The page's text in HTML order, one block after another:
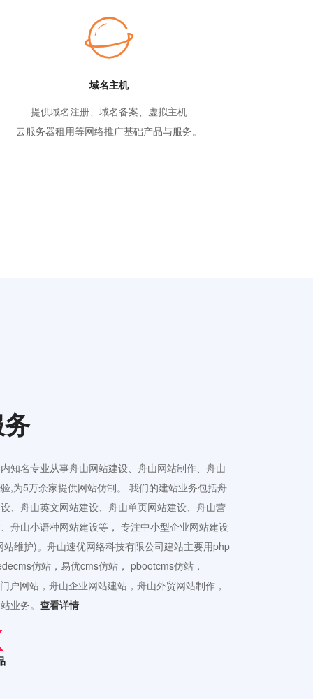
域名主机
提供域名注册、域名备案、虚拟主机
云服务器租用等网络推广基础产品与服务。
知名专业从事舟山网站建设、舟山网站制作、舟山
,为5万余家提供网站仿制。 我们的建站业务包括舟
、舟山英文网站建设、舟山单页网站建设、舟山营
舟山小语种网站建设等， 专注中小型企业网站建设
维护)。舟山速优网络科技有限公司建站主要用php
仿站，易优cms仿站， pbootcms仿站，
户网站，舟山企业网站建站，舟山外贸网站制作，
业务。 查看详情